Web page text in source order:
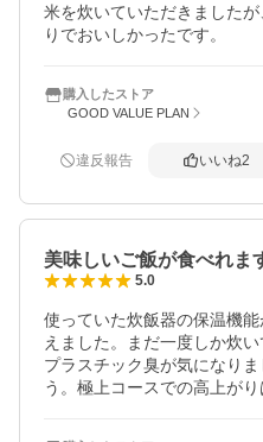
米を炊いていただきました
りでおいしかったです。
購入したストア
GOOD VALUE PLAN
違反報告 いいね2
美味しいご飯が食べれま
5.0
使っていた炊飯器の保温機
えました。まだ一度しか炊
プラスチック臭が気になり
う。極上コースでの高上がり